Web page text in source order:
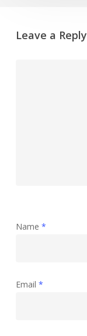
Leave a Reply
Name *
Email *